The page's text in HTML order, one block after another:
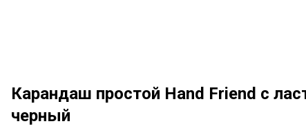
Карандаш простой Hand Friend с
черный